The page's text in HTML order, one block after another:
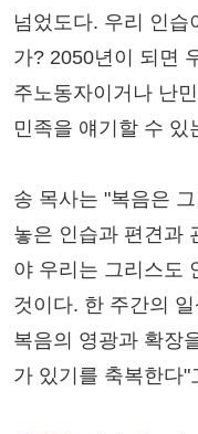
넘었도다. 우리 인습
가? 2050년이 되면
주노동자이거나 난
민족을 얘기할 수 있
송 목사는 "복음은
놓은 인습과 편견과
야 우리는 그리스도
것이다. 한 주간의
복음의 영광과 확장
가 있기를 축복한다"